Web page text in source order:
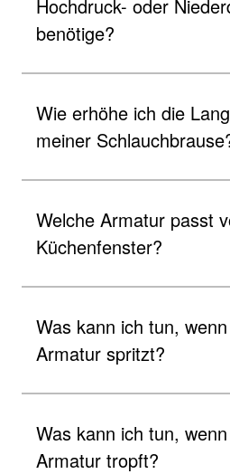
Hochdruck- oder
benötige?
Wie erhöhe ich die
meiner
Welche Armatur passt
Küchenfenster?
Was kann ich tun,
Armatur spritzt?
Was kann ich tun,
Armatur tropft?